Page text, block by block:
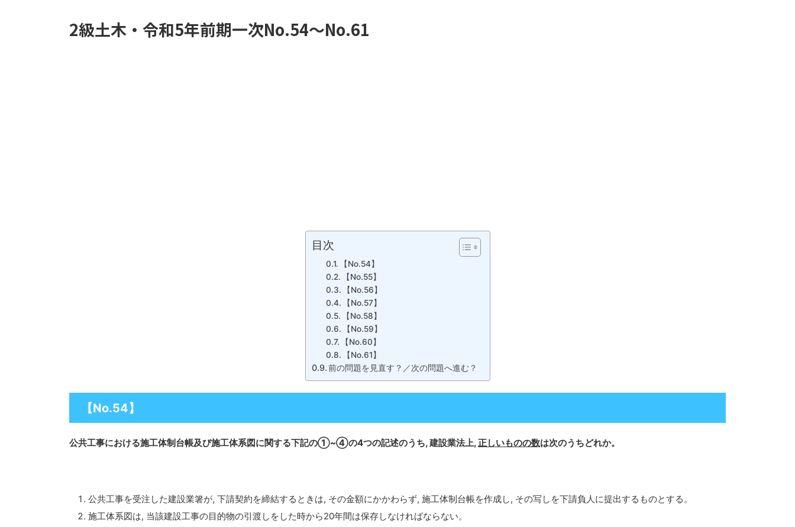
2級土木・令和5年前期一次No.54～No.61
目次
【No.54】
【No.55】
【No.56】
【No.57】
【No.58】
【No.59】
【No.60】
【No.61】
前の問題を見直す？／次の問題へ進む？
【No.54】
公共工事における施工体制台帳及び施工体系図に関する下記の➀~④の4つの記述のうち, 建設業法上,正しいものの数は次のうちどれか。
公共工事を受注した建設業箸が, 下請契約を締結するときは, その金額にかかわらず, 施工体制台帳を作成し, その写しを下請負人に提出するものとする。
施工体系図は, 当該建設工事の目的物の引渡しをした時から20年間は保存しなければならない。